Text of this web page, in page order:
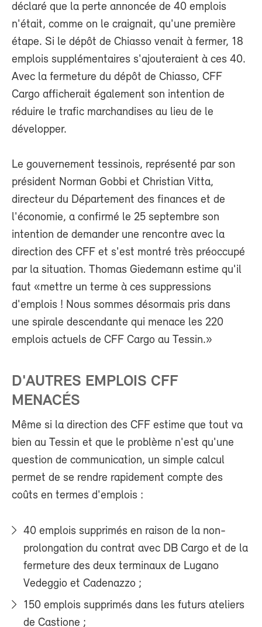
déclaré que la perte annoncée de 40 emplois
n'était, comme on le craignait, qu'une première
étape. Si le dépôt de Chiasso venait à fermer, 18
emplois supplémentaires s'ajouteraient à ces 40.
Avec la fermeture du dépôt de Chiasso, CFF
Cargo afficherait également son intention de
réduire le trafic marchandises au lieu de le
développer.
Le gouvernement tessinois, représenté par son
président Norman Gobbi et Christian Vitta,
directeur du Département des finances et de
l'économie, a confirmé le 25 septembre son
intention de demander une rencontre avec la
direction des CFF et s'est montré très préoccupé
par la situation. Thomas Giedemann estime qu'il
faut «mettre un terme à ces suppressions
d'emplois ! Nous sommes désormais pris dans
une spirale descendante qui menace les 220
emplois actuels de CFF Cargo au Tessin.»
D'AUTRES EMPLOIS CFF
MENACÉS
Même si la direction des CFF estime que tout va
bien au Tessin et que le problème n'est qu'une
question de communication, un simple calcul
permet de se rendre rapidement compte des
coûts en termes d'emplois :
40 emplois supprimés en raison de la non-
prolongation du contrat avec DB Cargo et de la
fermeture des deux terminaux de Lugano
Vedeggio et Cadenazzo ;
150 emplois supprimés dans les futurs ateliers
de Castione ;